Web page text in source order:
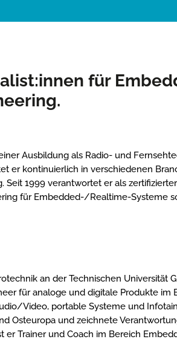
für
Ausbildung als Radio- und
er kontinuierlich in verschiedenen
1999 verantwortet er als
für Embedded-/Realtime-Systeme
an der Technischen Universität
für analoge und digitale Produkte im
Video, portable Systeme und
Osteuropa und zeichnete
er Trainer und Coach im Bereich